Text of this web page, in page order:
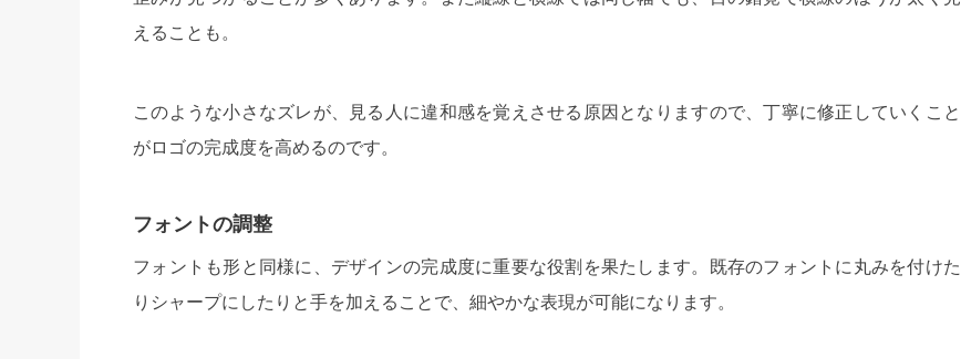
えることも。
このような小さなズレが、見る人に違和感を覚えさせる原因となりますので、丁寧に修正していくこと
がロゴの完成度を高めるのです。
フォントの調整
フォントも形と同様に、デザインの完成度に重要な役割を果たします。既存のフォントに丸みを付けた
りシャープにしたりと手を加えることで、細やかな表現が可能になります。